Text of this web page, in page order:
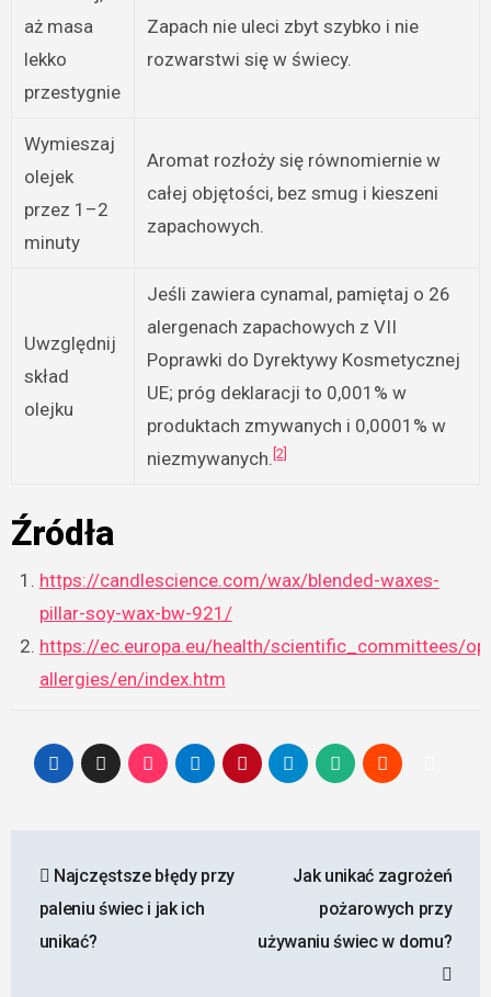
aż masa
lekko
przestygnie
Zapach nie uleci zbyt szybko i nie
rozwarstwi się w świecy.
Wymieszaj
olejek
przez 1–2
minuty
Aromat rozłoży się równomiernie w
całej objętości, bez smug i kieszeni
zapachowych.
Uwzględnij
skład
olejku
Jeśli zawiera cynamal, pamiętaj o 26
alergenach zapachowych z VII
Poprawki do Dyrektywy Kosmetycznej
UE; próg deklaracji to 0,001% w
produktach zmywanych i 0,0001% w
niezmywanych. [2]
Źródła
https://candlescience.com/wax/blended-waxes-
pillar-soy-wax-bw-921/
https://ec.europa.eu/health/scientific_committees/
allergies/en/index.htm
wpisu
Najczęstsze błędy przy
paleniu świec i jak ich
unikać?
Jak unikać zagrożeń
pożarowych przy
używaniu świec w domu?